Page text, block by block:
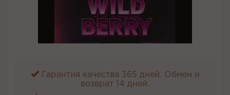
Гарантия качества 365 дней. Обмен и
возврат 14 дней.